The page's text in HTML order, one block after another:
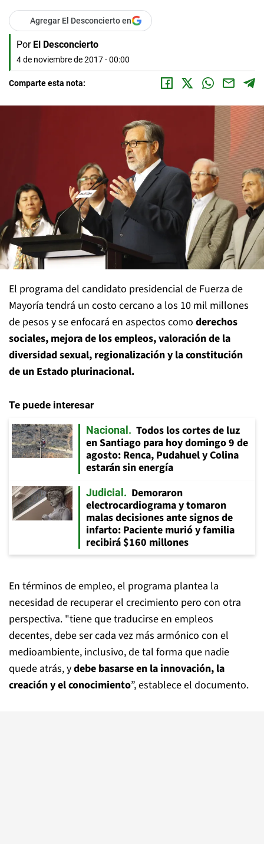
Agregar El Desconcierto en
Por El Desconcierto
4 de noviembre de 2017 - 00:00
Comparte esta nota:
El programa del candidato presidencial de Fuerza de
Mayoría tendrá un costo cercano a los 10 mil millones
de pesos y se enfocará en aspectos como derechos
sociales, mejora de los empleos, valoración de la
diversidad sexual, regionalización y la constitución
de un Estado plurinacional.
Te puede interesar
Nacional
Todos los cortes de luz
en Santiago para hoy domingo 9 de
agosto: Renca, Pudahuel y Colina
estarán sin energía
Judicial
Demoraron
electrocardiograma y tomaron
malas decisiones ante signos de
infarto: Paciente murió y familia
recibirá $160 millones
En términos de empleo, el programa plantea la
necesidad de recuperar el crecimiento pero con otra
perspectiva. "tiene que traducirse en empleos
decentes, debe ser cada vez más armónico con el
medioambiente, inclusivo, de tal forma que nadie
quede atrás, ydebe basarse en la innovación, la
creación y el conocimiento”, establece el documento.